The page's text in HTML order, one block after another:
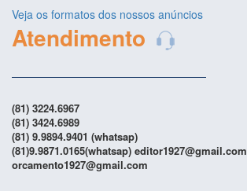
Veja os formatos dos nossos anúncios
Atendimento
(81) 3224.6967
(81) 3424.6989
(81) 9.9894.9401 (whatsap)
(81)9.9871.0165(whatsap) editor1927@gmail.com
orcamento1927@gmail.com